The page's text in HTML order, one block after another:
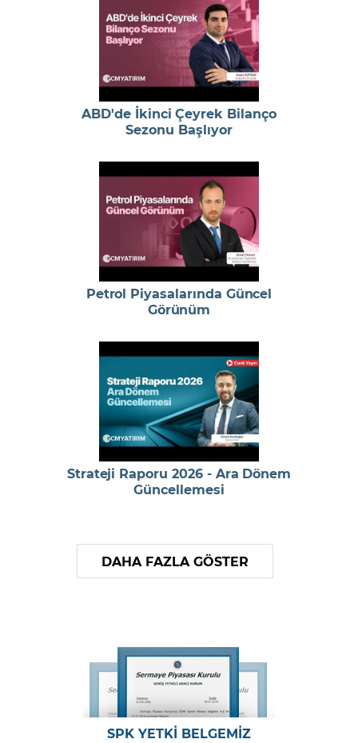
ABD'de İkinci Çeyrek Bilanço
Sezonu Başlıyor
Petrol Piyasalarında Güncel
Görünüm
Strateji Raporu 2026 - Ara Dönem
Güncellemesi
DAHA FAZLA GÖSTER
SPK YETKİ BELGEMİZ